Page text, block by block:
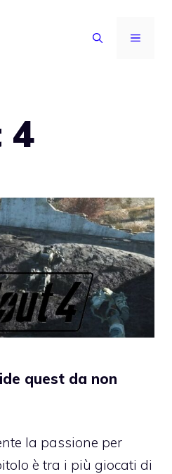
MENU
4
quest da non
la passione per
è tra i più giocati di